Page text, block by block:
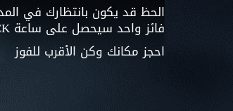
الحظ قد يكون بانتظارك في
فائز واحد سيحصل على ساعة G-SHOCK الإصدار الخاص بنادي شباب الأهلي
احجز مكانك وكن الأقرب للفوز